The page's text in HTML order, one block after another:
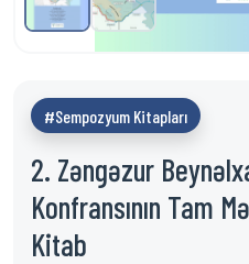
#Sempozyum Kitapları
2. Zəngəzur
Konfransının Tam
Kitab